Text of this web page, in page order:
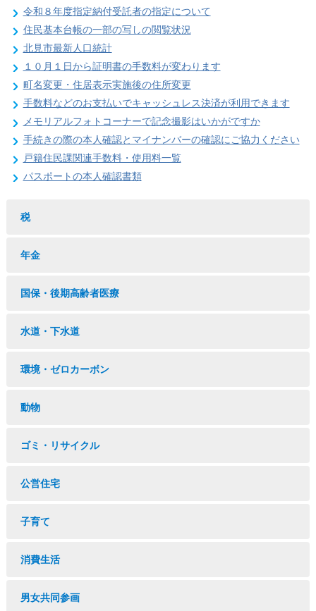
令和８年度指定納付受託者の指定について
住民基本台帳の一部の写しの閲覧状況
北見市最新人口統計
１０月１日から証明書の手数料が変わります
町名変更・住居表示実施後の住所変更
手数料などのお支払いでキャッシュレス決済が利用できます
メモリアルフォトコーナーで記念撮影はいかがですか
手続きの際の本人確認とマイナンバーの確認にご協力ください
戸籍住民課関連手数料・使用料一覧
パスポートの本人確認書類
税
年金
国保・後期高齢者医療
水道・下水道
環境・ゼロカーボン
動物
ゴミ・リサイクル
公営住宅
子育て
消費生活
男女共同参画